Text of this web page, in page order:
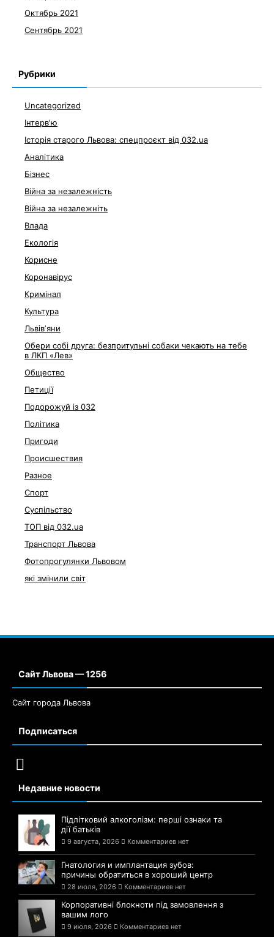
Октябрь 2021
Сентябрь 2021
Рубрики
Uncategorized
Інтерв'ю
Історія старого Львова: спецпроєкт від 032.ua
Аналітика
Бізнес
Війна за незалежність
Війна за незалежніть
Влада
Екологія
Корисне
Коронавірус
Кримінал
Культура
Львівʼяни
Обери собі друга: безпритульні собаки чекають на тебе
в ЛКП «Лев»
Общество
Петиції
Подорожуй із 032
Політика
Пригоди
Происшествия
Разное
Спорт
Суспільство
ТОП від 032.ua
Транспорт Львова
Фотопрогулянки Львовом
які змінили світ
Сайт Львова — 1256
Сайт города Львова
Подписаться
Недавние новости
Підлітковий алкоголізм: перші ознаки та
дії батьків
9 августа, 2026 Комментариев нет
Гнатология и имплантация зубов:
причины обратиться в хороший центр
28 июля, 2026 Комментариев нет
Корпоративні блокноти під замовлення з
вашим лого
9 июля, 2026 Комментариев нет